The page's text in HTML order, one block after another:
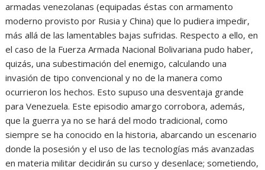
armadas venezolanas (equipadas éstas con armamento
moderno provisto por Rusia y China) que lo pudiera impedir,
más allá de las lamentables bajas sufridas. Respecto a ello, en
el caso de la Fuerza Armada Nacional Bolivariana pudo haber,
quizás, una subestimación del enemigo, calculando una
invasión de tipo convencional y no de la manera como
ocurrieron los hechos. Esto supuso una desventaja grande
para Venezuela. Este episodio amargo corrobora, además,
que la guerra ya no se hará del modo tradicional, como
siempre se ha conocido en la historia, abarcando un escenario
donde la posesión y el uso de las tecnologías más avanzadas
en materia militar decidirán su curso y desenlace; sometiendo,